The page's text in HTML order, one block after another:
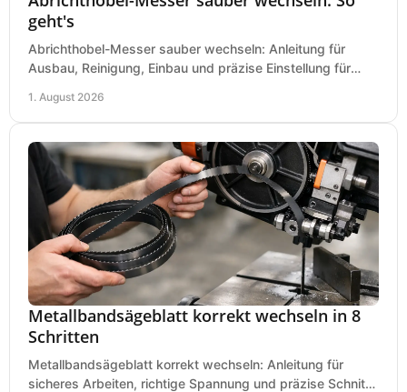
geht's
Abrichthobel-Messer sauber wechseln: Anleitung für
Ausbau, Reinigung, Einbau und präzise Einstellung für
1. August 2026
Metallbandsägeblatt korrekt wechseln in 8
Schritten
Metallbandsägeblatt korrekt wechseln: Anleitung für
sicheres Arbeiten, richtige Spannung und präzise Schnitte